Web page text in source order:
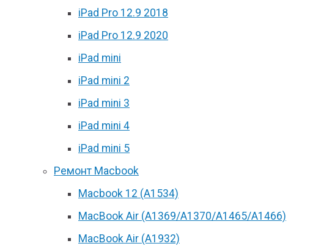
iPad Pro 12.9 2018
iPad Pro 12.9 2020
iPad mini
iPad mini 2
iPad mini 3
iPad mini 4
iPad mini 5
Ремонт Macbook
Macbook 12 (А1534)
MacBook Air (A1369/A1370/A1465/A1466)
MacBook Air (A1932)